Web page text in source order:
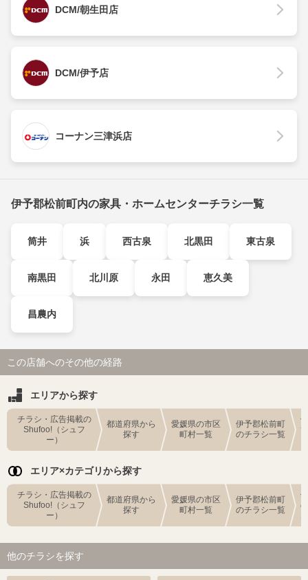
DCM/朝生田店
DCM/伊予店
コーナン三津浜店
伊予郡松前町内の家具・ホームセンターチラシ一覧
筒井 浜 西古泉 北黒田 東古泉
南黒田 北川原 永田 恵久美
昌農内
この店舗へのその他の経路
エリアから探す
チラシ・広告掲載の
Shufoo!（シュフ
ー）
都道府県から
探す
愛媛県の市区
町村一覧
伊予郡松前町
のチラシ一覧
エリア×カテゴリから探す
チラシ・広告掲載の
Shufoo!（シュフ
ー）
都道府県から
探す
愛媛県の市区
町村一覧
伊予郡松前町
のチラシ一覧
他のチラシを探す